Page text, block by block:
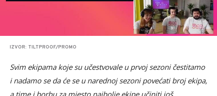
IZVOR: TILTPROOF/PROMO
Svim ekipama koje su učestvovale u prvoj sezoni čestitamo
i nadamo se da će se u narednoj sezoni povećati broj ekipa,
a time i borbu za mjesto najbolje ekipe učiniti još